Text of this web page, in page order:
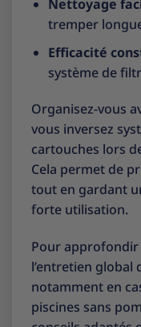
Nettoyage
tremper
Efficacité
système de
Organisez-vous
vous inversez
cartouches lors
Cela permet de
tout en gardant
forte utilisation.
Pour approfondir
l’entretien global
notamment en
piscines sans